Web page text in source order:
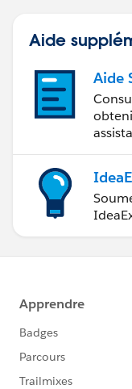
Aide
Aide